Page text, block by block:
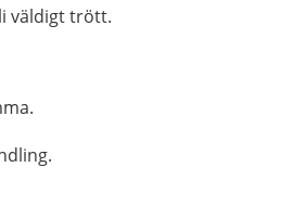
väldigt trött.